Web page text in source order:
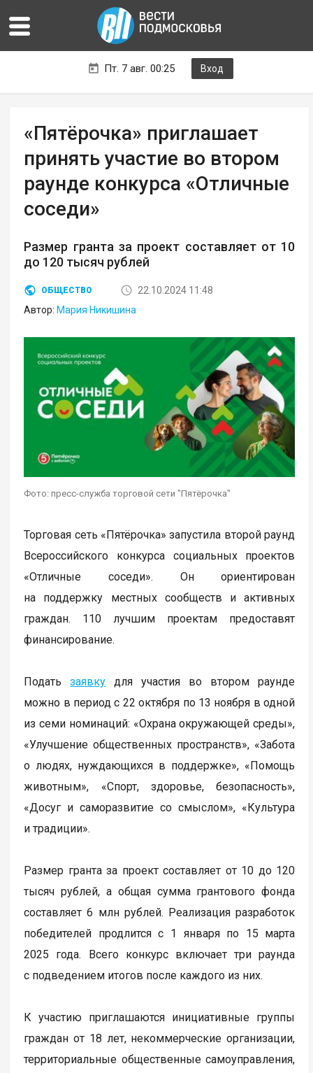
Пт. 7 авг. 00:25 Вход
«Пятёрочка» приглашает
принять участие во втором
раунде конкурса «Отличные
соседи»
Размер гранта за проект составляет от 10
до 120 тысяч рублей
ОБЩЕСТВО
22.10.2024 11:48
Автор: Мария Никишина
Фото: пресс-служба торговой сети "Пятёрочка"
Торговая сеть «Пятёрочка» запустила второй раунд
Всероссийского конкурса социальных проектов
«Отличные соседи». Он ориентирован
на поддержку местных сообществ и активных
граждан. 110 лучшим проектам предоставят
финансирование.
Податьзаявку для участия во втором раунде
можно в период с 22 октября по 13 ноября в одной
из семи номинаций: «Охрана окружающей среды»,
«Улучшение общественных пространств», «Забота
о людях, нуждающихся в поддержке», «Помощь
животным», «Спорт, здоровье, безопасность»,
«Досуг и саморазвитие со смыслом», «Культура
и традиции».
Размер гранта за проект составляет от 10 до 120
тысяч рублей, а общая сумма грантового фонда
составляет 6 млн рублей. Реализация разработок
победителей продлится с 1 января по 15 марта
2025 года. Всего конкурс включает три раунда
с подведением итогов после каждого из них.
К участию приглашаются инициативные группы
граждан от 18 лет, некоммерческие организации,
территориальные общественные самоуправления,